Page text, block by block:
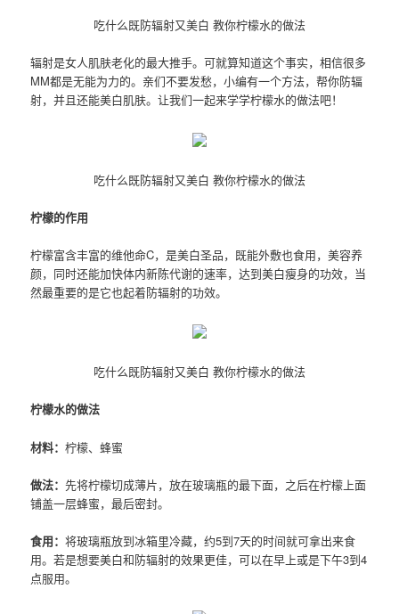
吃什么既防辐射又美白 教你柠檬水的做法
辐射是女人肌肤老化的最大推手。可就算知道这个事实，相信很多
MM都是无能为力的。亲们不要发愁，小编有一个方法，帮你防辐
射，并且还能美白肌肤。让我们一起来学学柠檬水的做法吧！
吃什么既防辐射又美白 教你柠檬水的做法
柠檬的作用
柠檬富含丰富的维他命C，是美白圣品，既能外敷也食用，美容养
颜，同时还能加快体内新陈代谢的速率，达到美白瘦身的功效，当
然最重要的是它也起着防辐射的功效。
吃什么既防辐射又美白 教你柠檬水的做法
柠檬水的做法
材料：柠檬、蜂蜜
做法：先将柠檬切成薄片，放在玻璃瓶的最下面，之后在柠檬上面
铺盖一层蜂蜜，最后密封。
食用：将玻璃瓶放到冰箱里冷藏，约5到7天的时间就可拿出来食
用。若是想要美白和防辐射的效果更佳，可以在早上或是下午3到4
点服用。